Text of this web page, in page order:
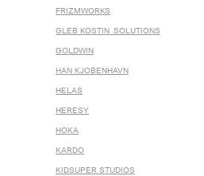
FRIZMWORKS
GLEB KOSTIN .SOLUTIONS
GOLDWIN
HAN KJOBENHAVN
HELAS
HERESY
HOKA
KARDO
KIDSUPER STUDIOS